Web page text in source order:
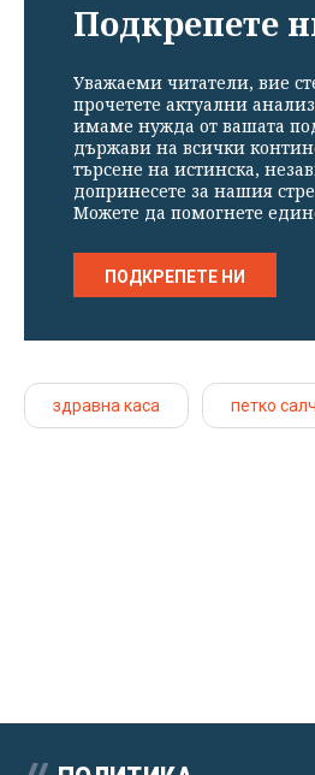
Подкрепете
Уважаеми читатели, вие
прочетете актуални
имаме нужда от вашата
държави на всички
търсене на истинска,
допринесете за нашия
Можете да помогнете
ПОДКРЕПЕТЕ НИ
здравна каса петко